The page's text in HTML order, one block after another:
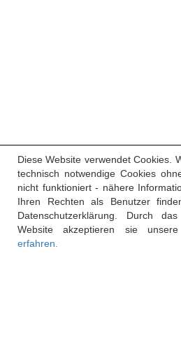
Diese Website verwendet Cookies.
technisch notwendige Cookies
nicht funktioniert - nähere
Ihren Rechten als Benutzer
Datenschutzerklärung. Durch
Website akzeptieren sie
erfahren.